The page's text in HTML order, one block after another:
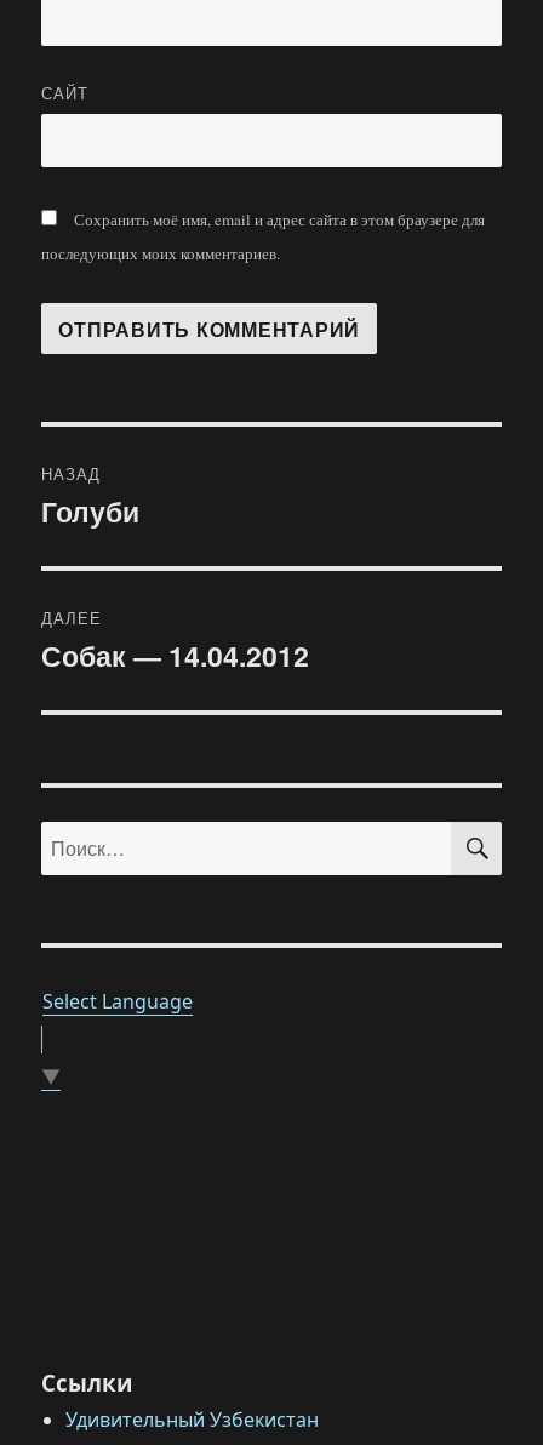
САЙТ
Сохранить моё имя, email и адрес сайта в этом браузере для
последующих моих комментариев.
по
НАЗАД
Предыдущая
Голуби
ДАЛЕЕ
Следующая
Собак — 14.04.2012
Искать:
Select Language
▼
Ссылки
Удивительный Узбекистан